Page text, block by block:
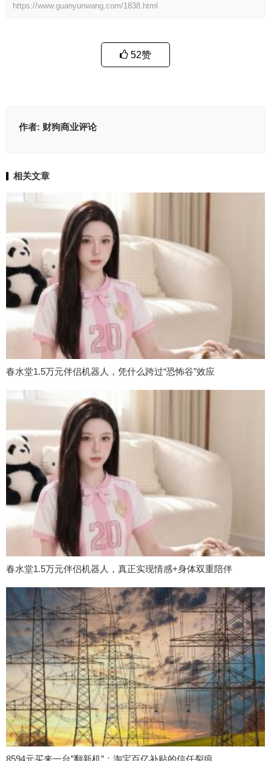
https://www.guanyunwang.com/1838.html
52赞
作者: 财狗商业评论
相关文章
春水堂1.5万元伴侣机器人，凭什么跨过“恐怖谷”效应
春水堂1.5万元伴侣机器人，真正实现情感+身体双重陪伴